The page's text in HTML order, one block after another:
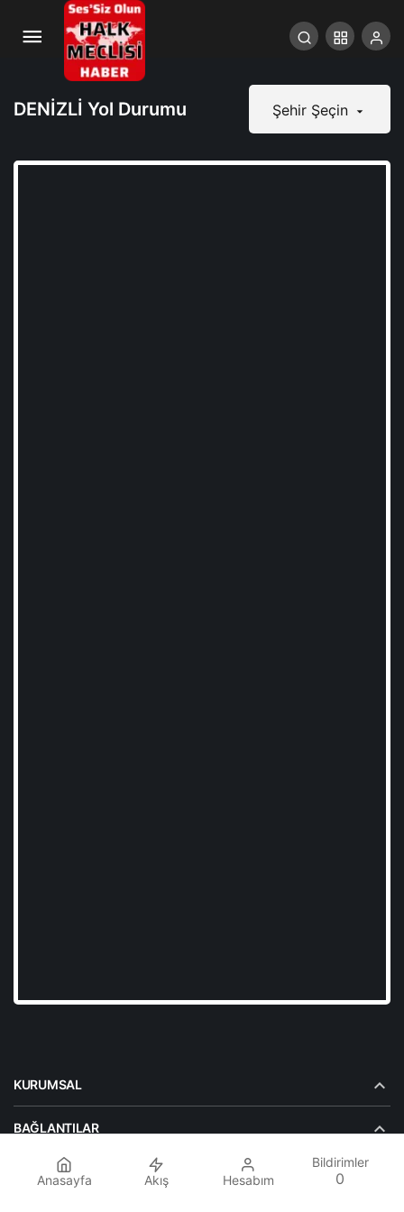
DENİZLİ Yol Durumu Şehir Şeçin
KURUMSAL
BAĞLANTILAR
POPÜLER SAYFALAR
Anasayfa Akış Hesabım
Bildirimler
0